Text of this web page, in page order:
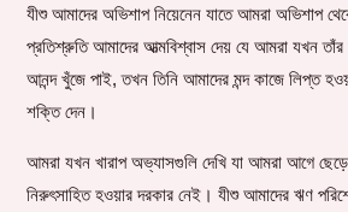
যীশু আমাদের অভিশাপ নিয়েনেন যাতে আমরা অভিশাপ
প্রতিশ্রুতি আমাদের আত্মবিশ্বাস দেয় যে আমরা যখন
আনন্দ খুঁজে পাই, তখন তিনি আমাদের মন্দ কাজে লিপ্ত
শক্তি দেন।
আমরা যখন খারাপ অভ্যাসগুলি দেখি যা আমরা আগে ছেড়ে
নিরুৎসাহিত হওয়ার দরকার নেই। যীশু আমাদের ঋণ